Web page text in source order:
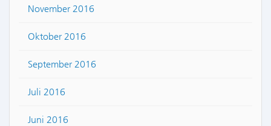
November 2016
Oktober 2016
September 2016
Juli 2016
Juni 2016